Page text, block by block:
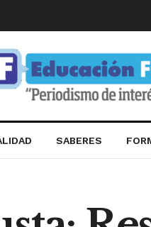
SABERES